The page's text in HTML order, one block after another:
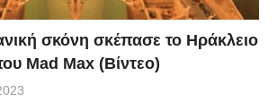
σκόνη σκέπασε το Ηράκλειο
Mad Max (Βίντεο)